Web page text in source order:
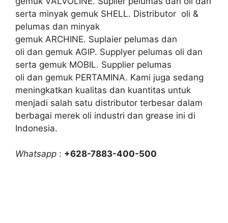
serta minyak gemuk SHELL. Distributor oli &
pelumas dan minyak
gemuk ARCHINE. Suplaier pelumas dan
oli dan gemuk AGIP. Supplyer pelumas oli dan
serta gemuk MOBIL. Supplier pelumas
oli dan gemuk PERTAMINA. Kami juga sedang
meningkatkan kualitas dan kuantitas untuk
menjadi salah satu distributor terbesar dalam
berbagai merek oli industri dan grease ini di
Indonesia.
Whatsapp : +628-7883-400-500